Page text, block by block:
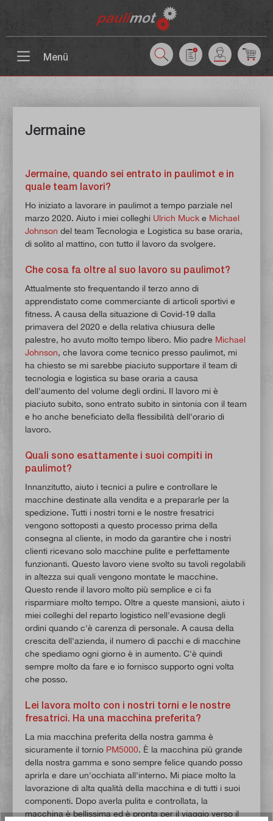
Menü
Jermaine
Jermaine, quando sei entrato in paulimot e in
quale team lavori?
Ho iniziato a lavorare in paulimot a tempo parziale nel
marzo 2020. Aiuto i miei colleghi Ulrich Muck e Michael
Johnson del team Tecnologia e Logistica su base oraria,
di solito al mattino, con tutto il lavoro da svolgere.
Che cosa fa oltre al suo lavoro su paulimot?
Attualmente sto frequentando il terzo anno di
apprendistato come commerciante di articoli sportivi e
fitness. A causa della situazione di Covid-19 dalla
primavera del 2020 e della relativa chiusura delle
palestre, ho avuto molto tempo libero. Mio padre Michael
Johnson, che lavora come tecnico presso paulimot, mi
ha chiesto se mi sarebbe piaciuto supportare il team di
tecnologia e logistica su base oraria a causa
dell'aumento del volume degli ordini. Il lavoro mi è
piaciuto subito, sono entrato subito in sintonia con il team
e ho anche beneficiato della flessibilità dell'orario di
lavoro.
Quali sono esattamente i suoi compiti in
paulimot?
Innanzitutto, aiuto i tecnici a pulire e controllare le
macchine destinate alla vendita e a prepararle per la
spedizione. Tutti i nostri torni e le nostre fresatrici
vengono sottoposti a questo processo prima della
consegna al cliente, in modo da garantire che i nostri
clienti ricevano solo macchine pulite e perfettamente
funzionanti. Questo lavoro viene svolto su tavoli regolabili
in altezza sui quali vengono montate le macchine.
Questo rende il lavoro molto più semplice e ci fa
risparmiare molto tempo. Oltre a queste mansioni, aiuto i
miei colleghi del reparto logistico nell'evasione degli
ordini quando c'è carenza di personale. A causa della
crescita dell'azienda, il numero di pacchi e di macchine
che spediamo ogni giorno è in aumento. C'è quindi
sempre molto da fare e io fornisco supporto ogni volta
che posso.
Lei lavora molto con i nostri torni e le nostre
fresatrici. Ha una macchina preferita?
La mia macchina preferita della nostra gamma è
sicuramente il tornio PM5000. È la macchina più grande
della nostra gamma e sono sempre felice quando posso
aprirla e dare un'occhiata all'interno. Mi piace molto la
lavorazione di alta qualità della macchina e di tutti i suoi
componenti. Dopo averla pulita e controllata, la
macchina è bellissima ed è pronta per il viaggio verso il